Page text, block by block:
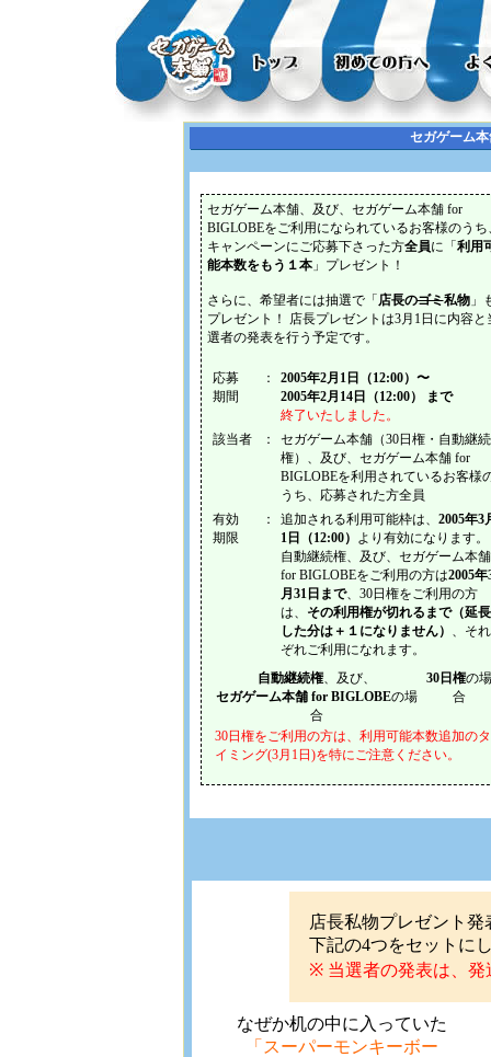
セガゲーム
セガゲーム本舗、及び、セガゲーム本舗 for
BIGLOBEをご利用になられているお客様のうち
キャンペーンにご応募下さった方全員に「 利用
能本数をもう１本」プレゼント！
さらに、希望者には抽選で「 店長のゴミ私物」
プレゼント！ 店長プレゼントは3月1日に内容と
選者の発表を行う予定です。
応募
期間
：
2005年2月1日（12:00）〜
2005年2月14日（12:00） まで
終了いたしました。
該当者
：
セガゲーム本舗（30日権・自動継続
権）、及び、セガゲーム本舗 for
BIGLOBEを利用されているお客様
うち、応募された方全員
有効
期限
： 追加される利用可能枠は、 2005年3
1日（12:00） より有効になります。
自動継続権、及び、セガゲーム本舗
for BIGLOBEをご利用の方は2005年
月31日まで、30日権をご利用の方
は、
その利用権が切れるまで（延長
した分は＋１になりません） 、それ
ぞれご利用になれます。
自動継続権、及び、
セガゲーム本舗 for BIGLOBEの場
合
30日権の場
合
30日権をご利用の方は、利用可能本数追加のタ
イミング(3月1日)を特にご注意ください。
店長私物プレゼント発
下記の4つをセットに
※ 当選者の発表は、発
なぜか机の中に入っていた
「スーパーモンキーボー